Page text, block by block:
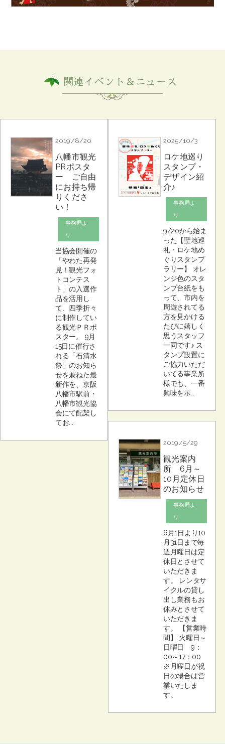
関連イベント＆ニュース
2019/8/20
八幡市観光
PRポスタ
ー ご自由
にお持ち帰
りくださ
い！
事務局よ
り
当協会開催の
「やわた再発
見！観光フォ
トコンテス
ト」の入選作
品を活用し
て、四季折々
に制作してい
る観光ＰＲポ
スター。 9月
15日に催行さ
れる「石清水
祭」のお知ら
せを兼ねた最
新作を、京阪
八幡市駅前・
八幡市観光協
会にて配架し
てお...
2025/10/3
ロケ地巡り
スタンプ・
デザイン紹
介♪
事務局よ
り
9/20から始ま
った【聖地巡
礼・ロケ地め
ぐりスタンプ
ラリー】 オレ
ンジ色のスタ
ンプ台紙をも
って、市内を
周遊されてる
方を見かける
たびに嬉しく
思うスタッフ
一同です♪ ス
タンプ設置に
ご協力いただ
いてる事業所
様でも、一番
興味を示...
2019/5/29
観光案内
所 6月～
10月定休日
のお知らせ
事務局よ
り
6月1日より10
月31日まで毎
週月曜日は定
休日とさせて
いただきま
す。 レンタサ
イクルの貸し
出し業務もお
休みとさせて
いただきま
す。 【営業時
間】 火曜日～
日曜日 9：
00～17：00
※月曜日が祝
日の場合は営
業いたしま
す。